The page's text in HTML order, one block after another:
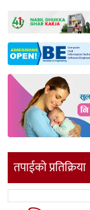
तपाईको प्रतिक्रिया